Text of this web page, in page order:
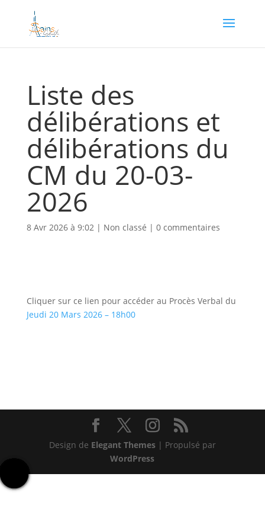
Liste des
délibérations et
délibérations du
CM du 20-03-
2026
8 Avr 2026 à 9:02 | Non classé | 0 commentaires
Cliquer sur ce lien pour accéder au Procès Verbal du
Jeudi 20 Mars 2026 – 18h00
Design de Elegant Themes| Propulsé par
WordPress